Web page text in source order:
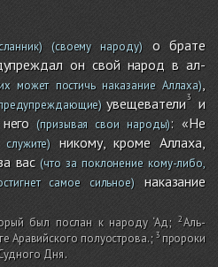
(своему народу)о брате
он свой народ в ал-
может постичь наказание Аллаха)
увещеватели
и
(призывая свои народы): «Не
никому, кроме Аллаха,
вас (что за поклонение кому-либо,
самое сильное)наказание
был послан к народу ‘Ад;
Аль-
Аравийского полуострова.; пророки
Дня.